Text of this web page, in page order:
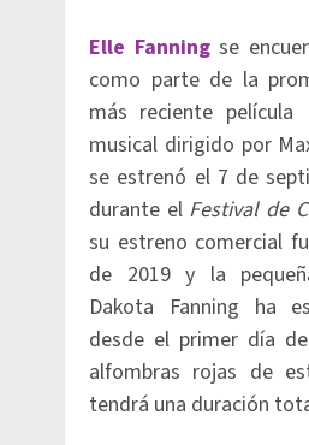
Elle Fanningse
como parte de la
más reciente película
musical dirigido por
se estrenó el 7 de
durante el Festival de
su estreno comercial
de 2019 y la
Dakota Fanning ha
desde el primer día
alfombras rojas de
tendrá una duración